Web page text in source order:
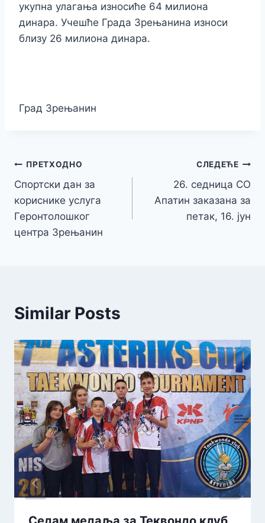
укупна улагања износиће 64 милиона
динара. Учешће Града Зрењанина износи
близу 26 милиона динара.
Град Зрењанин
Кретање
чланка
ПРЕТХОДНО
Спортски дан за
кориснике услуга
Геронтолошког
центра Зрењанин
СЛЕДЕЋЕ
26. седница СО
Апатин заказана за
петак, 16. јун
Similar Posts